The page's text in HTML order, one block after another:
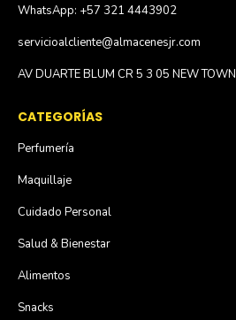
WhatsApp: +57 321 4443902
servicioalcliente@almacenesjr.com
AV DUARTE BLUM CR 5 3 05 NEW TOWN
CATEGORÍAS
Perfumería
Maquillaje
Cuidado Personal
Salud & Bienestar
Alimentos
Snacks